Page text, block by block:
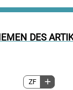
DES
ZF